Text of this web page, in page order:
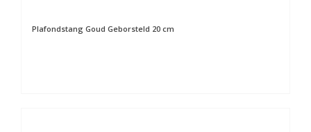
Plafondstang Goud Geborsteld 20 cm